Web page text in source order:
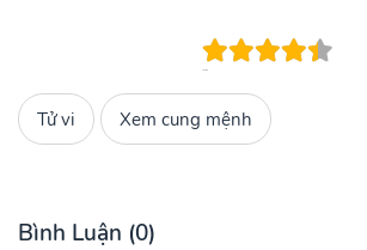
Tử vi Xem cung mệnh
Bình Luận (0)